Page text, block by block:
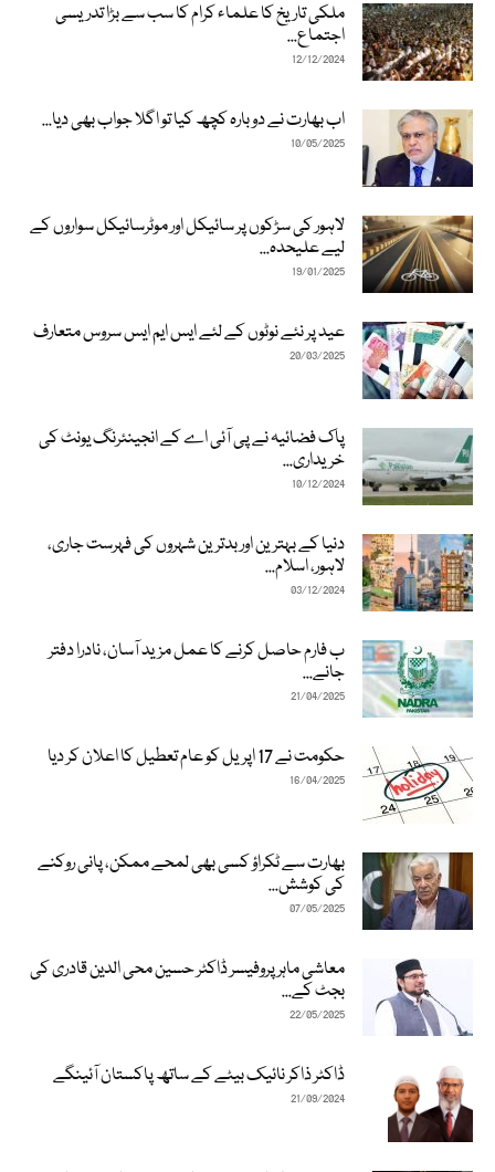
ملکی تاریخ کا علماء کرام کا سب سے بڑا تدریسی
اجتماع...
12/12/2024
اب بھارت نے دوبارہ کچھ کیا تو اگلا جواب بھی دیا...
10/05/2025
لاہور کی سڑکوں پر سائیکل اور موٹرسائیکل سواروں کے
لیے علیحدہ...
19/01/2025
عید پر نئے نوٹوں کے لئے ایس ایم ایس سروس متعارف
20/03/2025
پاک فضائیہ نے پی آئی اے کے انجینئرنگ یونٹ کی
خریداری...
10/12/2024
دنیا کے بہترین اور بدترین شہروں کی فہرست جاری،
لاہور، اسلام...
03/12/2024
ب فارم حاصل کرنے کا عمل مزید آسان، نادرا دفتر
جانے...
21/04/2025
حکومت نے 17 اپریل کو عام تعطیل کا اعلان کر دیا
16/04/2025
بھارت سے ٹکراؤ کسی بھی لمحے ممکن، پانی روکنے
کی کوشش...
07/05/2025
معاشی ماہر پروفیسر ڈاکٹر حسین محی الدین قادری کی
بجٹ کے...
22/05/2025
ڈاکٹر ذاکر نائیک بیٹے کے ساتھ پاکستان آئینگے
21/09/2024